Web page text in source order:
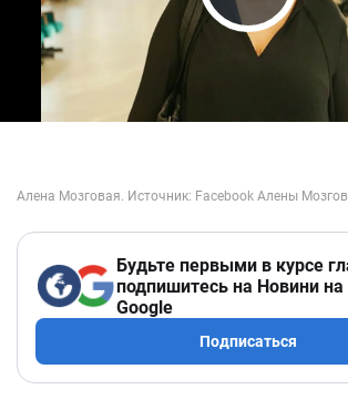
Play
Будьте первыми в курсе
подпишитесь на Новини на
Google
Подписаться